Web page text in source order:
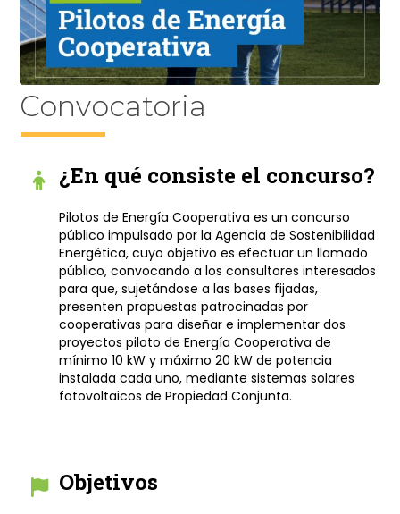
Convocatoria
¿En qué consiste el concurso?
Pilotos de Energía Cooperativa es un concurso
público impulsado por la Agencia de Sostenibilidad
Energética, cuyo objetivo es efectuar un llamado
público, convocando a los consultores interesados
para que, sujetándose a las bases fijadas,
presenten propuestas patrocinadas por
cooperativas para diseñar e implementar dos
proyectos piloto de Energía Cooperativa de
mínimo 10 kW y máximo 20 kW de potencia
instalada cada uno, mediante sistemas solares
fotovoltaicos de Propiedad Conjunta.
Objetivos